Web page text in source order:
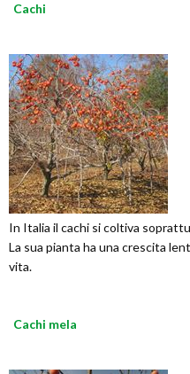
Cachi
In Italia il cachi si coltiva
La sua pianta ha una crescita
vita.
Cachi mela